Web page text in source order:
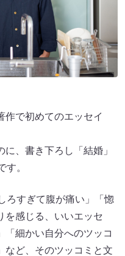
作で初めてのエッセイ
、書き下ろし「結婚」
す。
ろすぎて腹が痛い」「惚
を感じる、いいエッセ
「細かい自分へのツッコ
など、そのツッコミと文